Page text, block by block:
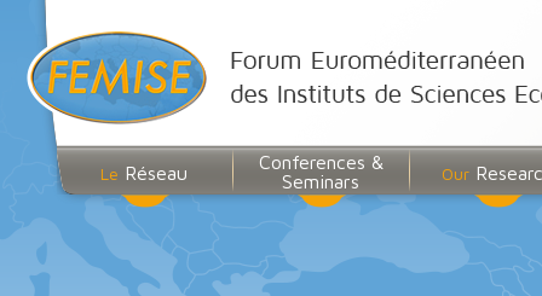
Le Réseau
Conferences &
Seminars
Our